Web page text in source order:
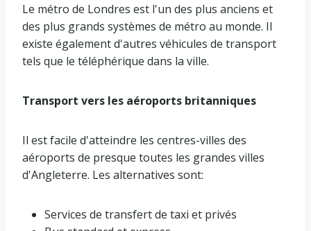
Le métro de Londres est l'un des plus anciens et
des plus grands systèmes de métro au monde. Il
existe également d'autres véhicules de transport
tels que le téléphérique dans la ville.
Transport vers les aéroports britanniques
Il est facile d'atteindre les centres-villes des
aéroports de presque toutes les grandes villes
d'Angleterre. Les alternatives sont:
Services de transfert de taxi et privés